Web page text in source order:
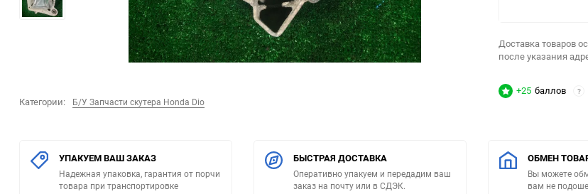
Категории: Б/У Запчасти скутера Honda Dio
Доставка товаров
после указания
+25 баллов ?
УПАКУЕМ ВАШ ЗАКАЗ
Надежная упаковка, гарантия от порчи
товара при транспортировке
БЫСТРАЯ ДОСТАВКА
Оперативно упакуем и передадим ваш
заказ на почту или в СДЭК.
ОБМЕН
Вы можете
вам не